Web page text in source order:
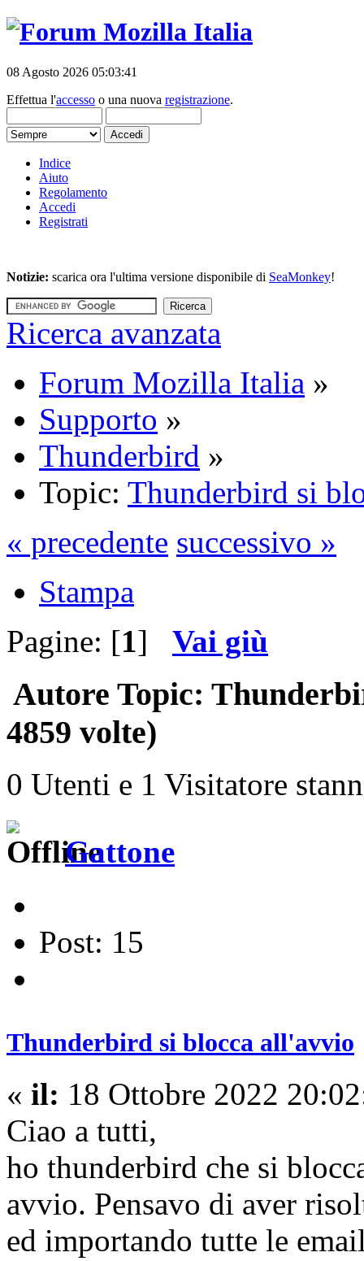
08 Agosto 2026 05:03:41
Effettua l'accesso o una nuova registrazione.
Indice
Aiuto
Regolamento
Accedi
Registrati
Notizie: scarica ora l'ultima versione disponibile di SeaMonkey!
Ricerca avanzata
Forum Mozilla Italia »
Supporto »
Thunderbird »
Topic: Thunderbird si
« precedente successivo »
Stampa
Pagine: [1] Vai giù
Autore Topic:
4859 volte)
0 Utenti e 1 Visitatore
Gattone
Post: 15
Thunderbird si blocca all'avvio
« il: 18 Ottobre 2022
Ciao a tutti,
ho thunderbird che si
avvio. Pensavo di aver
ed importando tutte le